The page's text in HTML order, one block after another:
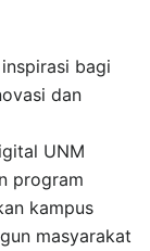
bagi
dan
UNM
program
kampus
masyarakat